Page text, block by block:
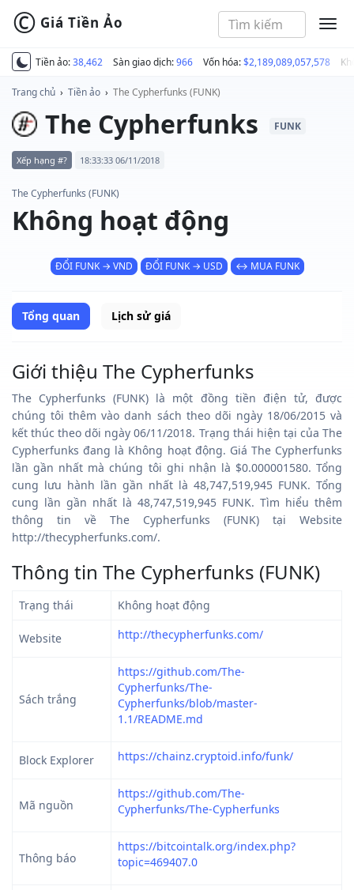
Tiền ảo:38,462 Sàn giao dịch:966 Vốn hóa:$2,189,089,057,578
© Giá Tiền Ảo
Trang chủ › Tiền ảo › The Cypherfunks (FUNK)
The Cypherfunks FUNK
Xếp hạng #? 18:33:33 06/11/2018
The Cypherfunks (FUNK)
Không hoạt động
ĐỔI FUNK → VND ĐỔI FUNK → USD ↔ MUA FUNK
Tổng quan Lịch sử giá
Giới thiệu The Cypherfunks
The Cypherfunks (FUNK) là một đồng tiền điện tử, được
chúng tôi thêm vào danh sách theo dõi ngày 18/06/2015 và
kết thúc theo dõi ngày 06/11/2018. Trạng thái hiện tại của The
Cypherfunks đang là Không hoạt động. Giá The Cypherfunks
lần gần nhất mà chúng tôi ghi nhận là $0.000001580. Tổng
cung lưu hành lần gần nhất là 48,747,519,945 FUNK. Tổng
cung lần gần nhất là 48,747,519,945 FUNK. Tìm hiểu thêm
thông tin về The Cypherfunks (FUNK) tại Website
http://thecypherfunks.com/.
Thông tin The Cypherfunks (FUNK)
Trạng thái Không hoạt động
Website http://thecypherfunks.com/
Sách trắng
https://github.com/The-
Cypherfunks/The-
Cypherfunks/blob/master-
1.1/README.md
Block Explorer https://chainz.cryptoid.info/funk/
Mã nguồn
https://github.com/The-
Cypherfunks/The-Cypherfunks
Thông báo
https://bitcointalk.org/index.php?
topic=469407.0